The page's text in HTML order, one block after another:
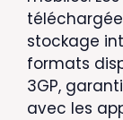
stockage
formats
3GP,
avec les